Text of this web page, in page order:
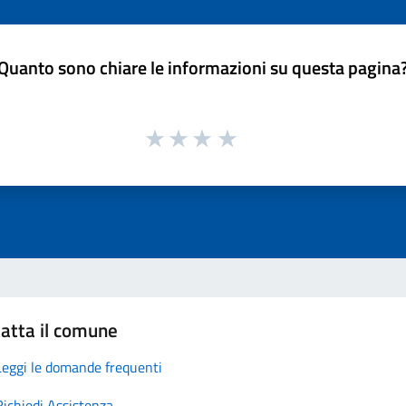
sono chiare le informazioni su questa
il comune
le domande frequenti